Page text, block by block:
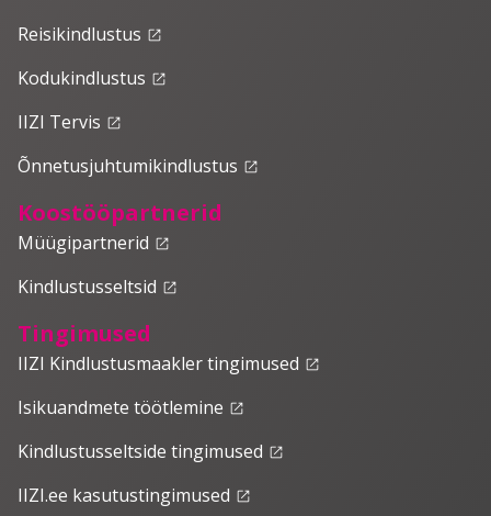
Reisikindlustus launch
Kodukindlustus launch
IIZI Tervis launch
Õnnetusjuhtumikindlustus launch
Koostööpartnerid
Müügipartnerid launch
Kindlustusseltsid launch
Tingimused
IIZI Kindlustusmaakler tingimused launch
Isikuandmete töötlemine launch
Kindlustusseltside tingimused launch
IIZI.ee kasutustingimused launch